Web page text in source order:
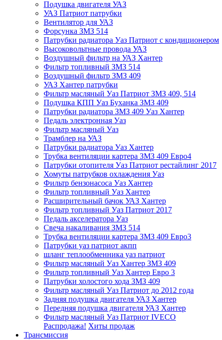
Подушка двигателя УАЗ
УАЗ Патриот патрубки
Вентилятор для УАЗ
Форсунка ЗМЗ 514
Патрубки радиатора Уаз Патриот с кондиционером
Высоковольтные провода УАЗ
Воздушный фильтр на УАЗ Хантер
Фильтр топливный ЗМЗ 514
Воздушный фильтр ЗМЗ 409
УАЗ Хантер патрубки
Фильтр масляный Уаз Патриот ЗМЗ 409, 514
Подушка КПП Уаз Буханка ЗМЗ 409
Патрубки радиатора ЗМЗ 409 Уаз Хантер
Педаль электронная Уаз
Фильтр масляный Уаз
Трамблер на УАЗ
Патрубки радиатора Уаз Хантер
Трубка вентиляции картера ЗМЗ 409 Евро4
Патрубки отопителя Уаз Патриот рестайлинг 2017
Хомуты патрубков охлаждения Уаз
Фильтр бензонасоса Уаз Хантер
Фильтр топливный Уаз Хантер
Расширительный бачок УАЗ Хантер
Фильтр топливный Уаз Патриот 2017
Педаль акселератора Уаз
Свеча накаливания ЗМЗ 514
Трубка вентиляции картера ЗМЗ 409 Евро3
Патрубки уаз патриот акпп
шланг теплообменника уаз патриот
Фильтр масляный Уаз Хантер ЗМЗ 409
Фильтр топливный Уаз Хантер Евро 3
Патрубки холостого хода ЗМЗ 409
Фильтр масляный Уаз Патриот до 2012 года
Задняя подушка двигателя УАЗ Хантер
Передняя подушка двигателя УАЗ Хантер
Фильтр масляный Уаз Патриот IVECO
Распродажа! Хиты продаж
Трансмиссия